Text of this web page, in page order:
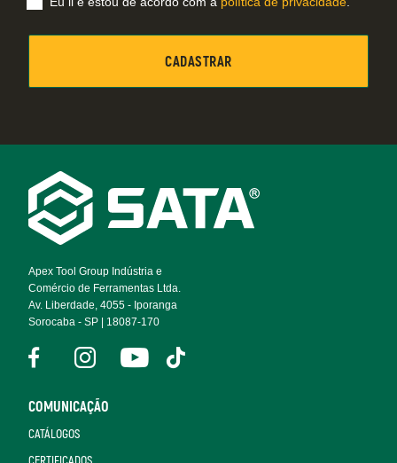
Footer
Navigation
Apex Tool Group Indústria e
Comércio de Ferramentas Ltda.
Av. Liberdade, 4055 - Iporanga
Sorocaba - SP | 18087-170
COMUNICAÇÃO
CATÁLOGOS